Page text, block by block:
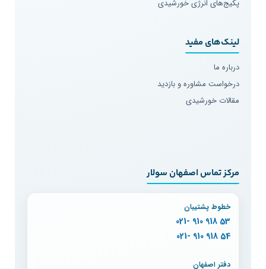
پکیج‌های انرژی خورشیدی
لینک‌های مفید
درباره ما
درخواست مشاوره و بازدید
مقالات خورشیدی
مرکز تماس اصفهان سولار
خطوط پشتیبان
53 918 910 -021
54 918 910 -021
دفتر اصفهان